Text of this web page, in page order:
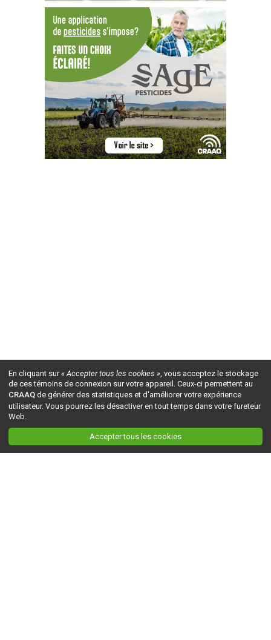
En cliquant sur« Accepter tous les cookies », vous acceptez le stockage
de ces témoins de connexion sur votre appareil. Ceux-ci permettent au
CRAAQ de générer des statistiques et d'améliorer votre expérience
utilisateur. Vous pourrez les désactiver en tout temps dans votre fureteur
Web.
Accepter tous les cookies